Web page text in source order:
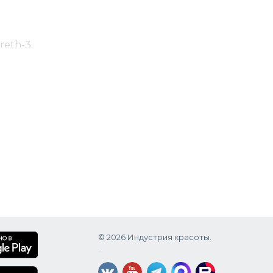
3,
© 2026 Индустрия красоты.